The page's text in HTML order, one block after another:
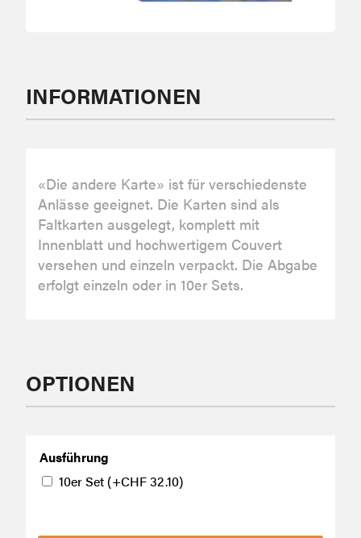
INFORMATIONEN
«Die andere Karte» ist für verschiedenste
Anlässe geeignet. Die Karten sind als
Faltkarten ausgelegt, komplett mit
Innenblatt und hochwertigem Couvert
versehen und einzeln verpackt. Die Abgabe
erfolgt einzeln oder in 10er Sets.
OPTIONEN
Ausführung
10er Set (+CHF32.10)